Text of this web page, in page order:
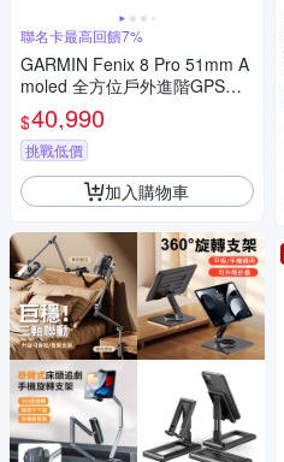
聯名卡最高回饋7%
GARMIN Fenix 8 Pro 51mm A
moled 全方位戶外進階GPS智
慧腕錶
$40,990
挑戰低價
加入購物車